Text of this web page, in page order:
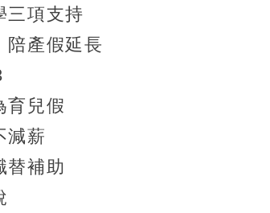
三項支持
陪產假延長
育兒假
減薪
替補助